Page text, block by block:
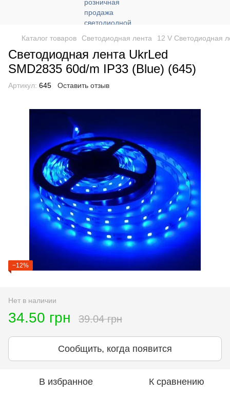
Каталог товаров Светодиодная лента 12 V Светодиодная
Светодиодная лента UkrLed
SMD2835 60d/m IP33 (Blue) (645)
Артикул: 645 Оставить отзыв
−12%
Нет в наличии
34.50 грн 39.04 грн
Сообщить, когда появится
В избранное К сравнению